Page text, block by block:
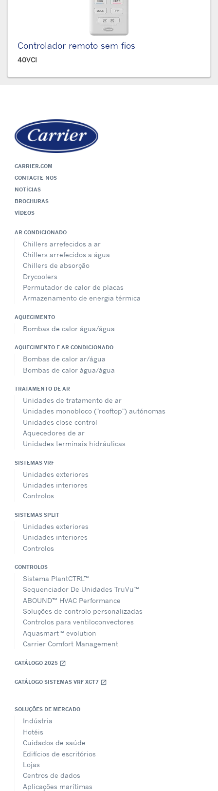
Controlador remoto sem fios
40VCI
CARRIER.COM
CONTACTE-NOS
NOTÍCIAS
BROCHURAS
VÍDEOS
AR CONDICIONADO
Chillers arrefecidos a ar
Chillers arrefecidos a água
Chillers de absorção
Drycoolers
Permutador de calor de placas
Armazenamento de energia térmica
AQUECIMENTO
Bombas de calor água/água
AQUECIMENTO E AR CONDICIONADO
Bombas de calor ar/água
Bombas de calor água/água
TRATAMENTO DE AR
Unidades de tratamento de ar
Unidades monobloco ("rooftop") autónomas
Unidades close control
Aquecedores de ar
Unidades terminais hidráulicas
SISTEMAS VRF
Unidades exteriores
Unidades interiores
Controlos
SISTEMAS SPLIT
Unidades exteriores
Unidades interiores
Controlos
CONTROLOS
Sistema PlantCTRL™
Sequenciador De Unidades TruVu™
ABOUND™ HVAC Performance
Soluções de controlo personalizadas
Controlos para ventiloconvectores
Aquasmart™ evolution
Carrier Comfort Management
CATÁLOGO 2025 open_in_new
CATÁLOGO SISTEMAS VRF XCT7 open_in_new
SOLUÇÕES DE MERCADO
Indústria
Hotéis
Cuidados de saúde
Edifícios de escritórios
Lojas
Centros de dados
Aplicações marítimas